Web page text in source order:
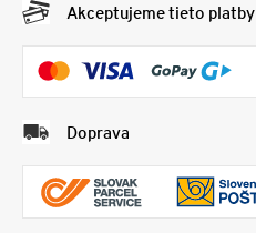
Akceptujeme tieto platby
Doprava